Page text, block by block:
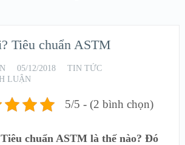
Tiêu chuẩn ASTM
05/12/2018
TIN TỨC
LUẬN
5/5 - (2 bình chọn)
chuẩn ASTM là thế nào? Đó